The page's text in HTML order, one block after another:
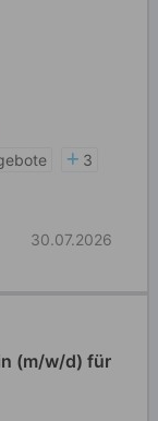
3
30.07.2026
(m/w/d) für